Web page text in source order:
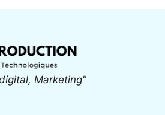
Marketing"